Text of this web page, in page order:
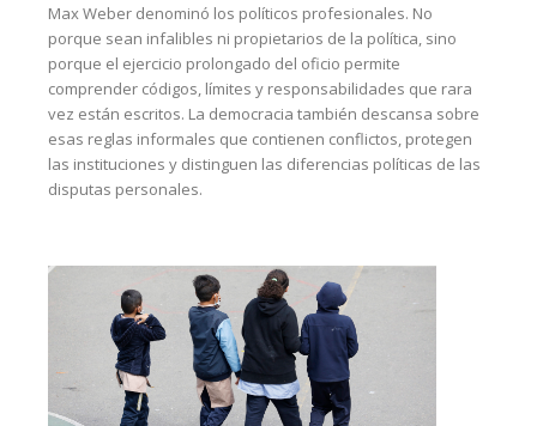
Max Weber denominó los políticos profesionales. No
porque sean infalibles ni propietarios de la política, sino
porque el ejercicio prolongado del oficio permite
comprender códigos, límites y responsabilidades que rara
vez están escritos. La democracia también descansa sobre
esas reglas informales que contienen conflictos, protegen
las instituciones y distinguen las diferencias políticas de las
disputas personales.